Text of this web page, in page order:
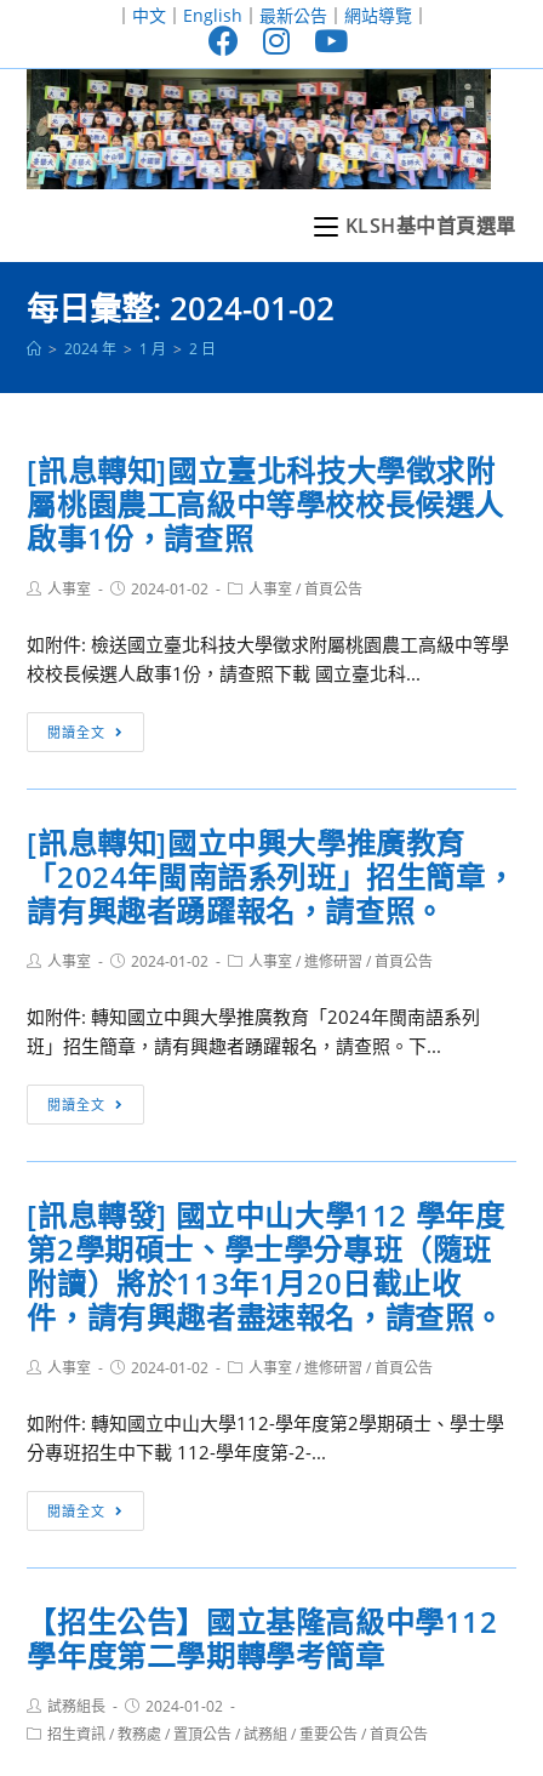
至
｜ 中文｜ English ｜ 最新公告｜ 網站導覽｜
KLSH基中首頁選單
每日彙整: 2024-01-02
> 2024 年 > 1 月 > 2 日
[訊息轉知]國立臺北科技大學徵求附
屬桃園農工高級中等學校校長候選人
啟事1份，請查照
Post人事室
Post2024-01-02
Post人事室 / 首頁公告
如附件: 檢送國立臺北科技大學徵求附屬桃園農工高級中等學
校校長候選人啟事1份，請查照下載 國立臺北科...
閱讀全文
息
轉
國
立
臺
北
科
大
學
屬
園
農
工
高
級
中
學
校
選
啟
事
份，
請
[訊息轉知]國立中興大學推廣教育
「2024年閩南語系列班」招生簡章，
請有興趣者踴躍報名，請查照。
Post人事室
Post2024-01-02
Post人事室 / 進修研習 / 首頁公告
如附件: 轉知國立中興大學推廣教育「2024年閩南語系列
班」招生簡章，請有興趣者踴躍報名，請查照。下...
閱讀全文
息
轉
國
立
中
興
大
學
廣
教
年
閩
語
系
班」
招
[訊息轉發] 國立中山大學112 學年度
第2學期碩士、學士學分專班（隨班
附讀）將於113年1月20日截止收
件，請有興趣者盡速報名，請查照。
Post人事室
Post2024-01-02
Post人事室 / 進修研習 / 首頁公告
如附件: 轉知國立中山大學112-學年度第2學期碩士、學士學
分專班招生中下載 112-學年度第-2-...
閱讀全文
息
轉
國
立
山
大
【招生公告】國立基隆高級中學112
學年度第二學期轉學考簡章
Post
author:
試務組長
Post
published:
2024-01-02
Post招生資訊 / 教務處 / 置頂公告 / 試務組 / 重要公告 / 首頁公告